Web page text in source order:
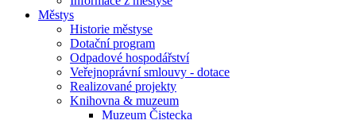
Městys
Historie městyse
Dotační program
Odpadové hospodářství
Veřejnoprávní smlouvy - dotace
Realizované projekty
Knihovna & muzeum
Muzeum Čistecka